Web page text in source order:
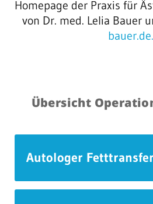
Homepage der Praxis für
von Dr. med. Lelia Bauer
bauer.de.
Übersicht
Autologer Fetttransfer